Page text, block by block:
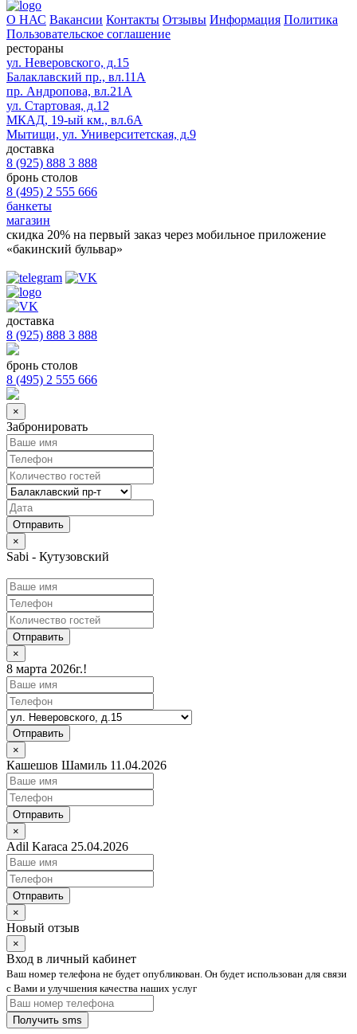
О НАС Вакансии Контакты Отзывы Информация Политика
Пользовательское соглашение
рестораны
ул. Неверовского, д.15
Балаклавский пр., вл.11А
пр. Андропова, вл.21А
ул. Стартовая, д.12
МКАД, 19-ый км., вл.6А
Мытищи, ул. Университетская, д.9
доставка
8 (925) 888 3 888
бронь столов
8 (495) 2 555 666
банкеты
магазин
скидка 20% на первый заказ через мобильное приложение
«бакинский бульвар»
доставка
8 (925) 888 3 888
бронь столов
8 (495) 2 555 666
×
Забронировать
×
Sabi - Кутузовский
Отправить
×
8 марта 2026г.!
Отправить
×
Кашешов Шамиль 11.04.2026
Отправить
×
Adil Karaca 25.04.2026
Отправить
×
Новый отзыв
×
Вход в личный кабинет
Ваш номер телефона не будет опубликован. Он будет использован для связи
с Вами и улучшения качества наших услуг